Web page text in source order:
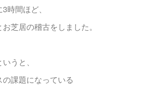
時間ほど、
芝居の稽古をしました。
うと、
課題になっている